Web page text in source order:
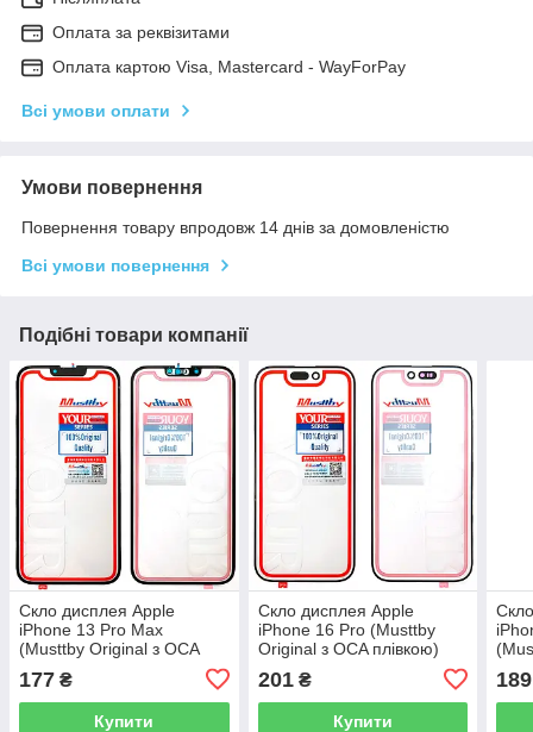
Оплата за реквізитами
Оплата картою Visa, Mastercard - WayForPay
Всі умови оплати
Умови повернення
Повернення товару впродовж 14 днів за домовленістю
Всі умови повернення
Подібні товари компанії
Скло дисплея Apple
iPhone 13 Pro Max
(Musttby Original з OCA
177 ₴
Купити
Скло дисплея Apple
iPhone 16 Pro (Musttby
Original з OCA плівкою)
201₴
Купити
189